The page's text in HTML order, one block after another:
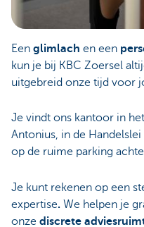
Een glimlach en een
kun je bij KBC Zoersel
uitgebreid onze tijd voor
Je vindt ons kantoor in
Antonius, in de
op de ruime parking
Je kunt rekenen op een
expertise. We helpen je
onze discrete